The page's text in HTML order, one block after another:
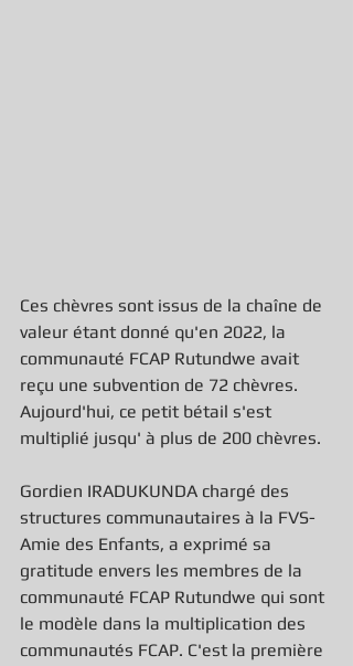
Ces chèvres sont issus de la chaîne de
valeur étant donné qu'en 2022, la
communauté FCAP Rutundwe avait
reçu une subvention de 72 chèvres.
Aujourd'hui, ce petit bétail s'est
multiplié jusqu' à plus de 200 chèvres.
Gordien IRADUKUNDA chargé des
structures communautaires à la FVS-
Amie des Enfants, a exprimé sa
gratitude envers les membres de la
communauté FCAP Rutundwe qui sont
le modèle dans la multiplication des
communautés FCAP. C'est la première